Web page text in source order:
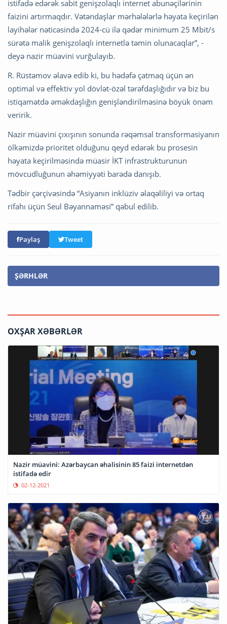
istifadə edərək sabit genişzolaqlı internet abunəçilərinin
faizini artırmaqdır. Vətəndaşlar mərhələlərlə həyata keçirilən
layihələr nəticəsində 2024-cü ilə qədər minimum 25 Mbit/s
sürətə malik genişzolaqlı internetlə təmin olunacaqlar”, -
deyə nazir müavini vurğulayıb.
R. Rüstəmov əlavə edib ki, bu hədəfə çatmaq üçün ən
optimal və effektiv yol dövlət-özəl tərəfdaşlığıdır və biz bu
istiqamətdə əməkdaşlığın genişləndirilməsinə böyük önəm
veririk.
Nazir müavini çıxışının sonunda rəqəmsal transformasiyanın
ölkəmizdə prioritet olduğunu qeyd edərək bu prosesin
həyata keçirilməsində müasir İKT infrastrukturunun
mövcudluğunun əhəmiyyəti barədə danışıb.
Tədbir çərçivəsində “Asiyanın inklüziv əlaqəliliyi və ortaq
rifahı üçün Seul Bəyannaməsi” qəbul edilib.
Paylaş Tweet
ŞƏRHLƏR
OXŞAR XƏBƏRLƏR
Nazir müavini: Azərbaycan əhalisinin 85 faizi internetdən
istifadə edir
02-12-2021